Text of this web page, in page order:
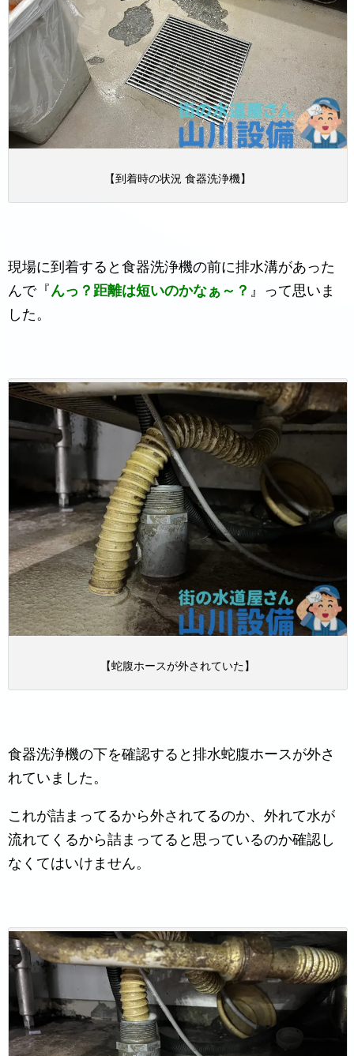
【到着時の状況 食器洗浄機】
現場に到着すると食器洗浄機の前に排水溝があった
んで『 んっ？距離は短いのかなぁ～？ 』って思いま
した。
【蛇腹ホースが外されていた】
食器洗浄機の下を確認すると排水蛇腹ホースが外さ
れていました。
これが詰まってるから外されてるのか、外れて水が
流れてくるから詰まってると思っているのか確認し
なくてはいけません。